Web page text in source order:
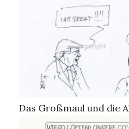
Das Großmaul und die